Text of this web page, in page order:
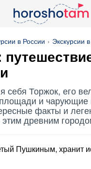
в России Экскурсии
себя Торжок, его
и чарующие
факты и
древним
Пушкиным, хранит